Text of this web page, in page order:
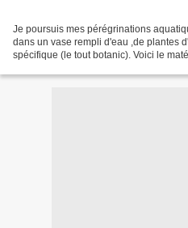
Je poursuis mes pérégrinations
dans un vase rempli d'eau ,de plantes
spécifique (le tout botanic). Voici le